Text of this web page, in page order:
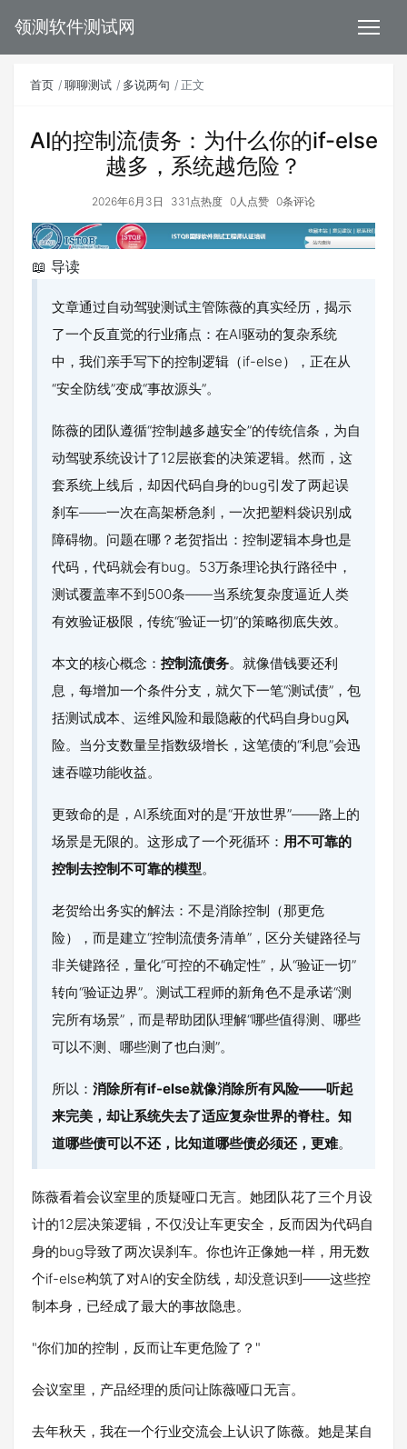
领测软件测试网
首页 聊聊测试 多说两句 正文
AI的控制流债务：为什么你的if-else
越多，系统越危险？
2026年6月3日 331点热度 0人点赞 0条评论
📖 导读
文章通过自动驾驶测试主管陈薇的真实经历，揭示
了一个反直觉的行业痛点：在AI驱动的复杂系统
中，我们亲手写下的控制逻辑（if-else），正在从
“安全防线”变成“事故源头”。
陈薇的团队遵循“控制越多越安全”的传统信条，为自
动驾驶系统设计了12层嵌套的决策逻辑。然而，这
套系统上线后，却因代码自身的bug引发了两起误
刹车——一次在高架桥急刹，一次把塑料袋识别成
障碍物。问题在哪？老贺指出：控制逻辑本身也是
代码，代码就会有bug。53万条理论执行路径中，
测试覆盖率不到500条——当系统复杂度逼近人类
有效验证极限，传统“验证一切”的策略彻底失效。
本文的核心概念： 控制流债务。就像借钱要还利
息，每增加一个条件分支，就欠下一笔“测试债”，包
括测试成本、运维风险和最隐蔽的代码自身bug风
险。当分支数量呈指数级增长，这笔债的“利息”会迅
速吞噬功能收益。
更致命的是，AI系统面对的是“开放世界”——路上的
场景是无限的。这形成了一个死循环： 用不可靠的
控制去控制不可靠的模型。
老贺给出务实的解法：不是消除控制（那更危
险），而是建立“控制流债务清单”，区分关键路径与
非关键路径，量化“可控的不确定性”，从“验证一切”
转向“验证边界”。测试工程师的新角色不是承诺“测
完所有场景”，而是帮助团队理解“哪些值得测、哪些
可以不测、哪些测了也白测”。
所以： 消除所有if-else就像消除所有风险——听起
来完美，却让系统失去了适应复杂世界的脊柱。知
道哪些债可以不还，比知道哪些债必须还，更难。
陈薇看着会议室里的质疑哑口无言。她团队花了三个月设
计的12层决策逻辑，不仅没让车更安全，反而因为代码自
身的bug导致了两次误刹车。你也许正像她一样，用无数
个if-else构筑了对AI的安全防线，却没意识到——这些控
制本身，已经成了最大的事故隐患。
"你们加的控制，反而让车更危险了？"
会议室里，产品经理的质问让陈薇哑口无言。
去年秋天，我在一个行业交流会上认识了陈薇。她是某自